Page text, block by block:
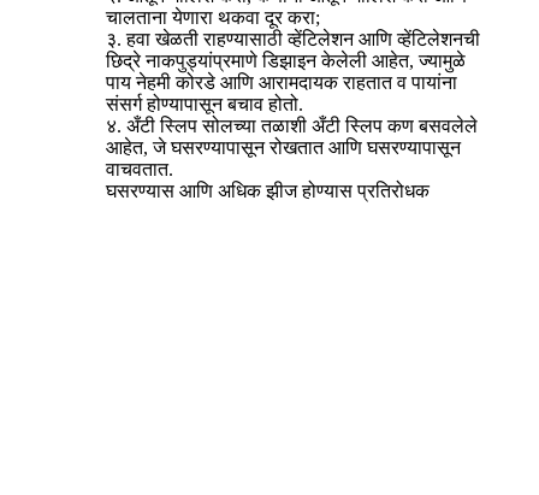
चालताना येणारा थकवा दूर करा;
३. हवा खेळती राहण्यासाठी व्हेंटिलेशन आणि व्हेंटिलेशनची
छिद्रे नाकपुड्यांप्रमाणे डिझाइन केलेली आहेत, ज्यामुळे
पाय नेहमी कोरडे आणि आरामदायक राहतात व पायांना
संसर्ग होण्यापासून बचाव होतो.
४. अँटी स्लिप सोलच्या तळाशी अँटी स्लिप कण बसवलेले
आहेत, जे घसरण्यापासून रोखतात आणि घसरण्यापासून
वाचवतात.
घसरण्यास आणि अधिक झीज होण्यास प्रतिरोधक